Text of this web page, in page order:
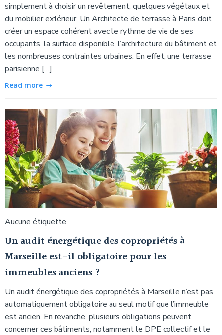
simplement à choisir un revêtement, quelques végétaux et
du mobilier extérieur. Un Architecte de terrasse à Paris doit
créer un espace cohérent avec le rythme de vie de ses
occupants, la surface disponible, l’architecture du bâtiment et
les nombreuses contraintes urbaines. En effet, une terrasse
parisienne […]
Read more
Aucune étiquette
Un audit énergétique des copropriétés à
Marseille est-il obligatoire pour les
immeubles anciens ?
Un audit énergétique des copropriétés à Marseille n’est pas
automatiquement obligatoire au seul motif que l’immeuble
est ancien. En revanche, plusieurs obligations peuvent
concerner ces bâtiments, notamment le DPE collectif et le